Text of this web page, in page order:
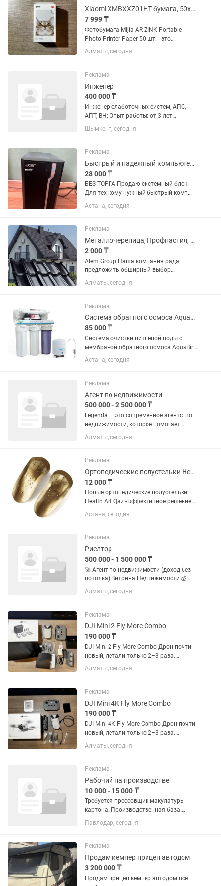
Xiaomi XMBXXZ01HT бумага, 50x76 мм, 50 листов, матовое покрытие
7 999 ₸
Фотобумага Mijia AR ZINK Portable
Photo Printer Paper 50 шт. - это
идеальное решение для тех, кто хочет
сохранить свои воспоминания в виде
этой фотобумаге вы...
Алматы, сегодня
Реклама
Инженер
400 000 ₸
Инженер слаботочных систем, АПС,
АПТ, ВН: Опыт работы: от 3 лет
Обязанности: Техническое
обследование систем
сигнализации, охранной сигнализации,
Скуд,, сетей...
Шымкент, сегодня
Реклама
Быстрый и надежный компьютер с SSD для работы, учебы и дома. Торга нет
28 000 ₸
БЕЗ ТОРГА Продаю системный блок.
Для тех кому нужный быстрый комп
без тормозов для работы, учебы или
домашних дел, типа просмотра 4K
потокового процессора Intel G4560...
Астана, сегодня
Реклама
Металлочерепица, Профнастил, Штакетник, Водосточная система, Сайдинг
2 000 ₸
Alem Group Наша компания рада
предложить обширный выбор
металлопроката! Вся продукция
полностью отвечает установленным
следующий ассортимент кровельных...
Алматы, сегодня
Реклама
Система обратного осмоса AquaBir с насосом, 5
85 000 ₸
Система очистки питьевой воды с
мембраной обратного осмоса AquaBir
Описание Произведено в Турции
Классическая система, проверенная
распространенные стандартные...
Астана, сегодня
Реклама
Агент по недвижимости
500 000 - 2 500 000 ₸
Legenda — это современное агентство
недвижимости, которое помогает
клиентам уверенно и безопасно
проводить сделки с жильём. Компания
и аренде недвижимости,...
Алматы, сегодня
Реклама
Ортопедические полустельки Health Art Qaz - эффективное решение для лечения
12 000 ₸
Новые ортопедические полустельки
Health Art Qaz - эффективное решение
для лечения и профилактики
различных заболеваний стопы. Эти
дискомфорта и улучшить качество...
Астана, сегодня
Реклама
Риелтор
500 000 - 1 500 000 ₸
🚀 Агент по недвижимости (доход без
потолка) Витрина Недвижимости 💰
Зарабатывай от 300 000 до 1 500 000
тг и выше 🔥 Сделки уже есть — бери и
Алматы, сегодня
Реклама
DJI Mini 2 Fly More Combo
190 000 ₸
DJI Mini 2 Fly More Combo Дрон почти
новый, летали только 2–3 раза.
Полностью оригинальный DJI, без
ремонтов и скрытых дефектов. Все
оригинальный комплект в...
Алматы, сегодня
Реклама
DJI Mini 4K Fly More Combo
190 000 ₸
DJI Mini 4K Fly More Combo Дрон почти
новый, летали только 2–3 раза.
Полностью оригинальный DJI, без
ремонтов и скрытых дефектов. Все
оригинальный комплект в...
Алматы, сегодня
Реклама
Рабочий на производстве
10 000 - 15 000 ₸
Требуется прессовщик макулатуры
картона. Производственная база.
Крытый склад. Работа на
гидравлическом прессе. Пресс
производится в ручную,остальной
процесс...
Павлодар, сегодня
Реклама
Продам кемпер прицеп автодом
3 200 000 ₸
Продам прицеп кемпер автодом все